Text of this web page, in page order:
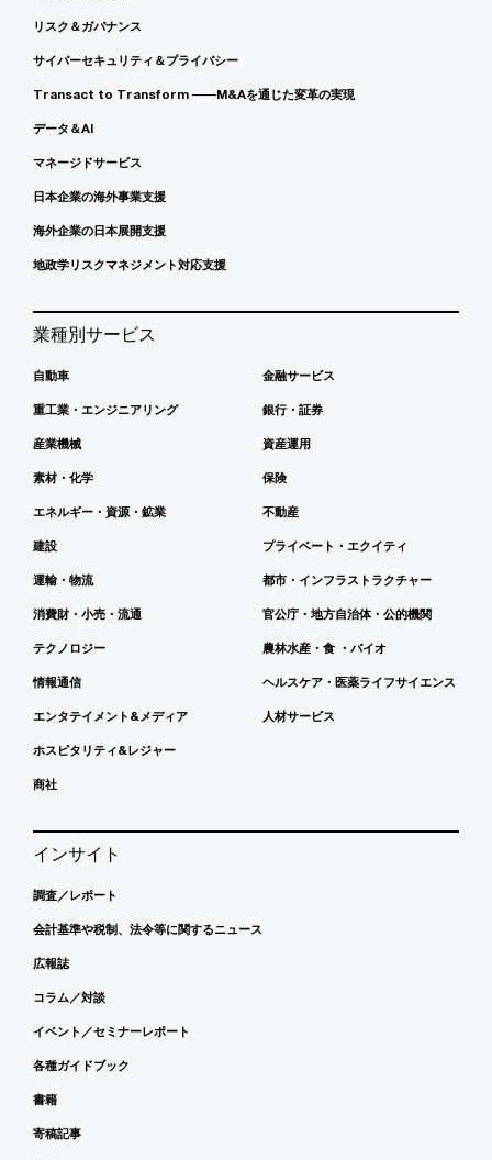
リスク＆ガバナンス
サイバーセキュリティ＆プライバシー
Transact to Transform ――M&Aを通じた変革の実現
データ＆AI
マネージドサービス
日本企業の海外事業支援
海外企業の日本展開支援
地政学リスクマネジメント対応支援
業種別サービス
自動車
重工業・エンジニアリング
産業機械
素材・化学
エネルギー・資源・鉱業
建設
運輸・物流
消費財・小売・流通
テクノロジー
情報通信
エンタテイメント&メディア
ホスピタリティ&レジャー
商社
金融サービス
銀行・証券
資産運用
保険
不動産
プライベート・エクイティ
都市・インフラストラクチャー
官公庁・地方自治体・公的機関
農林水産・食 ・バイオ
ヘルスケア・医薬ライフサイエンス
人材サービス
インサイト
調査／レポート
会計基準や税制、法令等に関するニュース
広報誌
コラム／対談
イベント／セミナーレポート
各種ガイドブック
書籍
寄稿記事